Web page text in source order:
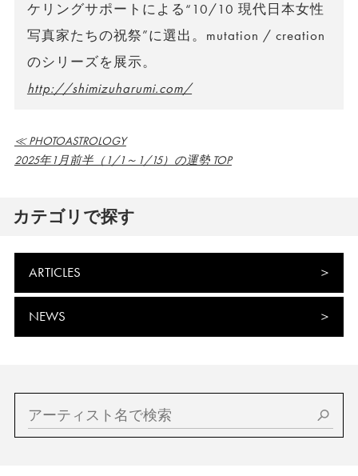
ケリングサポートによる“10/10 現代日本女性
写真家たちの祝祭”に選出。mutation / creation
のシリーズを展示。
http://shimizuharumi.com/
≪ PHOTOASTROLOGY
2025年1月前半（1/1～1/15）の運勢 TOP
カテゴリで探す
ARTICLES
NEWS